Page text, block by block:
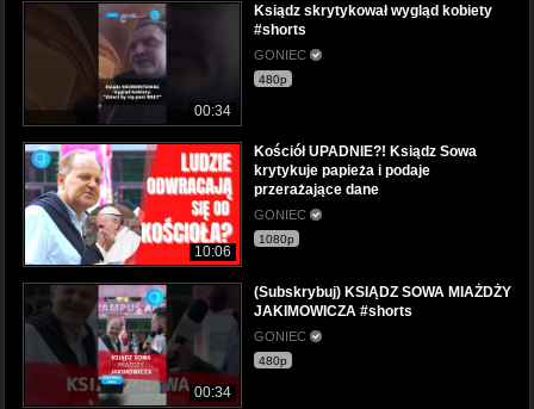
00:34
Ksiądz skrytykował wygląd kobiety
#shorts
GONIEC
480p
10:06
Kościół UPADNIE?! Ksiądz Sowa
krytykuje papieża i podaje
przerażające dane
GONIEC
1080p
00:34
(Subskrybuj) KSIĄDZ SOWA MIAŻDŻY
JAKIMOWICZA #shorts
GONIEC
480p